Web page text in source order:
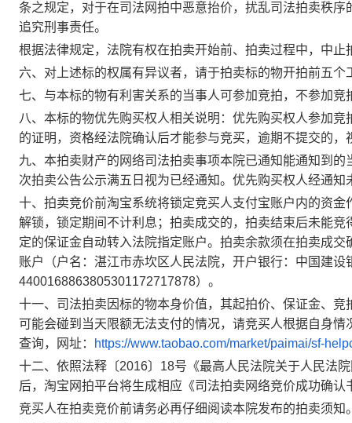
条之规定，对于在司法网拍中恶意抬价，扰乱司法拍卖秩
追究刑事责任。
根据法律规定，法院有权在拍卖开始前、拍卖过程中，中止
六、 对上述标的权属有异议者，请于拍卖标的物开拍前五个
七、 与本标的物有利害关系的当事人可参加竞拍，不参加
八、本标的物优先购买权人相关说明：优先购买权人参加
的证明，资格经法院确认后才能参与竞买，逾期不提交的
九、本拍卖财产的网络司法拍卖事项本院已通知能通知到
次拍卖公告公示满五日视为已经通知。优先购买权人经通
十、 拍卖竞价前淘宝系统将锁定竞买人支付宝账户内的资
解锁，锁定期间不计利息；拍卖成交的，拍卖结束后未能
定的保证金自动转入法院指定账户。 拍卖余款须在拍卖成交
账户（户名：湛江市赤坎区人民法院，开户银行：中国建
4400168863805301172717878）。
十一、 司法拍卖因标的物本身价值，其起拍价、保证金、
可能会碰到当天限额无法支付的情况，请竞买人根据自身
查询，网址：
https://www.taobao.com/market/paimai/sf-
十二、 依照法释〔2016〕18号《最高人民法院关于人民法
后，淘宝网拍平台将生成相应《司法拍卖网络竞价成功确
竞买人在拍卖竞价前请务必再仔细阅读本院发布的拍卖须知